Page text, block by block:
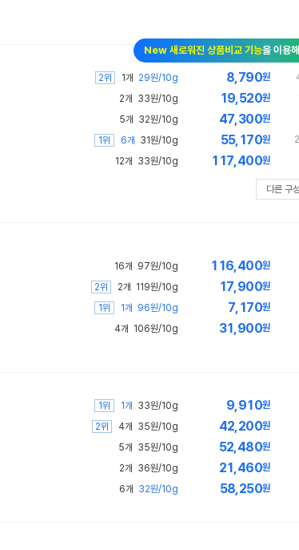
New 새로워진 상품비교 기능을 이용
8,790원
2위 1개
29원/10g
19,520원
2개
33원/10g
47,300원
5개
32원/10g
55,170원
1위 6개
31원/10g
117,400원
12개 33원/10g
다른 구성
116,400원
16개
97원/10g
17,900원
2위 2개
119원/10g
7,170원
1위 1개
96원/10g
31,900원
4개 106원/10g
9,910원
1위 1개
33원/10g
42,200원
2위 4개
35원/10g
52,480원
5개
35원/10g
21,460원
2개
36원/10g
58,250원
6개 32원/10g